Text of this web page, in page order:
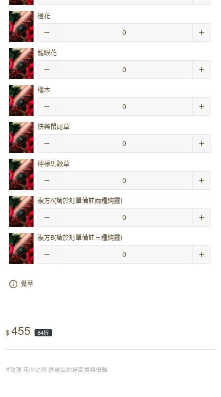
橙花
龍眼花
檜木
快樂鼠尾草
檸檬馬鞭草
複方A(請於訂單備註兩種純露)
複方B(請於訂單備註三種純露)
覺萃
$ 455 84折
#玫瑰 花中之冠 透露出的是高貴與優雅